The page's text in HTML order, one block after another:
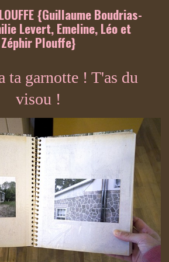
{Guillaume Boudrias-
Levert, Emeline, Léo et
Zéphir Plouffe}
ta garnotte ! T'as du
visou !